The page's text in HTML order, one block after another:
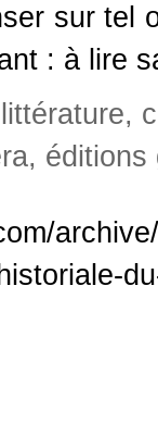
sur tel
: à lire
littérature,
, éditions
historiale-